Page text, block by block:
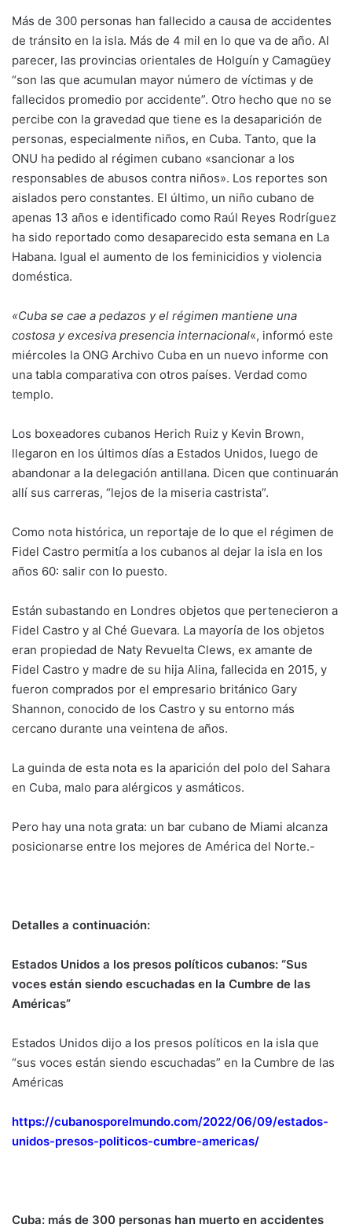
Más de 300 personas han fallecido a causa de accidentes
de tránsito en la isla. Más de 4 mil en lo que va de año. Al
parecer, las provincias orientales de Holguín y Camagüey
“son las que acumulan mayor número de víctimas y de
fallecidos promedio por accidente”. Otro hecho que no se
percibe con la gravedad que tiene es la desaparición de
personas, especialmente niños, en Cuba. Tanto, que la
ONU ha pedido al régimen cubano «sancionar a los
responsables de abusos contra niños». Los reportes son
aislados pero constantes. El último, un niño cubano de
apenas 13 años e identificado como Raúl Reyes Rodríguez
ha sido reportado como desaparecido esta semana en La
Habana. Igual el aumento de los feminicidios y violencia
doméstica.
«Cuba se cae a pedazos y el régimen mantiene una
costosa y excesiva presencia internacional«, informó este
miércoles la ONG Archivo Cuba en un nuevo informe con
una tabla comparativa con otros países. Verdad como
templo.
Los boxeadores cubanos Herich Ruiz y Kevin Brown,
llegaron en los últimos días a Estados Unidos, luego de
abandonar a la delegación antillana. Dicen que continuarán
allí sus carreras, “lejos de la miseria castrista”.
Como nota histórica, un reportaje de lo que el régimen de
Fidel Castro permitía a los cubanos al dejar la isla en los
años 60: salir con lo puesto.
Están subastando en Londres objetos que pertenecieron a
Fidel Castro y al Ché Guevara. La mayoría de los objetos
eran propiedad de Naty Revuelta Clews, ex amante de
Fidel Castro y madre de su hija Alina, fallecida en 2015, y
fueron comprados por el empresario británico Gary
Shannon, conocido de los Castro y su entorno más
cercano durante una veintena de años.
La guinda de esta nota es la aparición del polo del Sahara
en Cuba, malo para alérgicos y asmáticos.
Pero hay una nota grata: un bar cubano de Miami alcanza
posicionarse entre los mejores de América del Norte.-
Detalles a continuación:
Estados Unidos a los presos políticos cubanos: “Sus
voces están siendo escuchadas en la Cumbre de las
Américas”
Estados Unidos dijo a los presos políticos en la isla que
“sus voces están siendo escuchadas” en la Cumbre de las
Américas
https://cubanosporelmundo.com/2022/06/09/estados-
unidos-presos-politicos-cumbre-americas/
Cuba: más de 300 personas han muerto en accidentes